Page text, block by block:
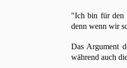
"Ich bin für den
denn wenn wir
Das Argument
während auch